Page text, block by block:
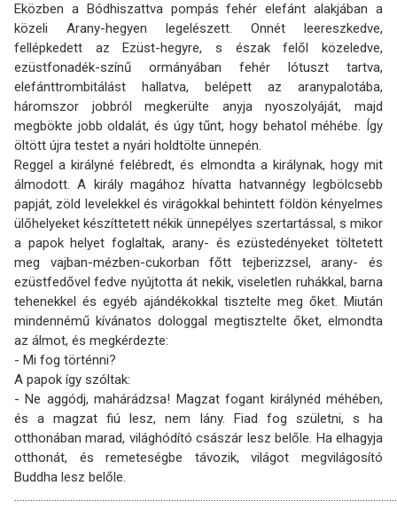
Eközben a Bódhiszattva pompás fehér elefánt alakjában a
közeli Arany-hegyen legelészett. Onnét leereszkedve,
fellépkedett az Ezüst-hegyre, s észak felől közeledve,
ezüstfonadék-színű ormányában fehér lótuszt tartva,
elefánttrombitálást hallatva, belépett az aranypalotába,
háromszor jobbról megkerülte anyja nyoszolyáját, majd
megbökte jobb oldalát, és úgy tűnt, hogy behatol méhébe. Így
öltött újra testet a nyári holdtölte ünnepén.
Reggel a királyné felébredt, és elmondta a királynak, hogy mit
álmodott. A király magához hívatta hatvannégy legbölcsebb
papját, zöld levelekkel és virágokkal behintett földön kényel­mes
ülőhelyeket készíttetett nékik ünnepélyes szertartással, s mikor
a papok helyet foglaltak, arany- és ezüstedényeket töltetett
meg vajban-mézben-cukorban főtt tejberizzsel, arany- és
ezüstfedővel fedve nyújtotta át nekik, viseletlen ruhákkal, barna
tehenekkel és egyéb ajándé­kok­kal tisztelte meg őket. Miután
mindennémű kívánatos dologgal megtisztelte őket, elmondta
az álmot, és megkérdezte:
- Mi fog történni?
A papok így szóltak:
- Ne aggódj, mahárádzsa! Magzat fogant királynéd méhében,
és a magzat fiú lesz, nem lány. Fiad fog születni, s ha
otthonában marad, világhódító császár lesz belőle. Ha elhagyja
otthonát, és remeteségbe távozik, világot megvilágosító
Buddha lesz belőle.